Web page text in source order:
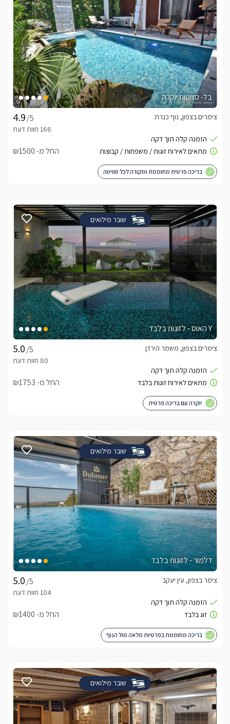
בל- סוויטות יוקרה
/5
צימרים בצפון, נוף כנרת
החל מ- ₪1500
בריכה פרטית מחוממת ומקורה לכל סוויטה
שובר מילואים
Y האוס - לזוגות בלבד
/5
צימרים בצפון, משמר הירדן
החל מ- ₪1753
יוקרה עם בריכה פרטית
שובר מילואים
דלמור - לזוגות בלבד
/5
צימר בצפון, עין יעקב
החל מ- ₪1400
בריכה מחוממת בפרטיות מלאה מול הנוף
שובר מילואים